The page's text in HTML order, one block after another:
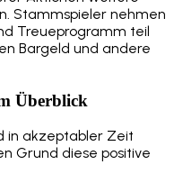
Stammspieler nehmen
Treueprogramm teil
Bargeld und andere
Überblick
in akzeptabler Zeit
Grund diese positive